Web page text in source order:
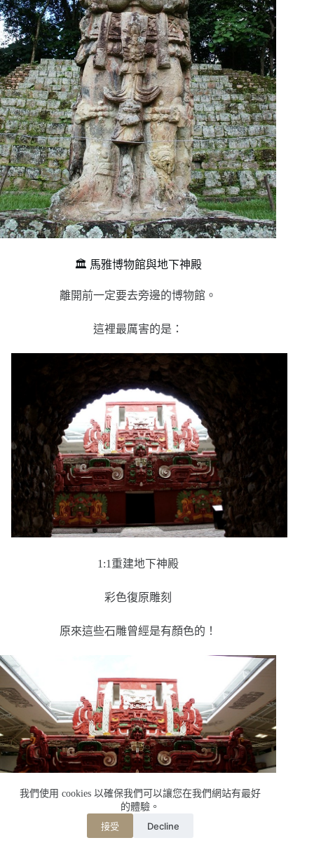
我們使用 cookies 以確保我們可以讓您在我們網站有最好
的體驗。
接受 Decline
🏛️ 馬雅博物館與地下神殿
離開前一定要去旁邊的博物館。
這裡最厲害的是：
1:1重建地下神殿
彩色復原雕刻
原來這些石雕曾經是有顏色的！